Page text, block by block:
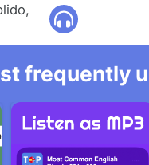
frequently